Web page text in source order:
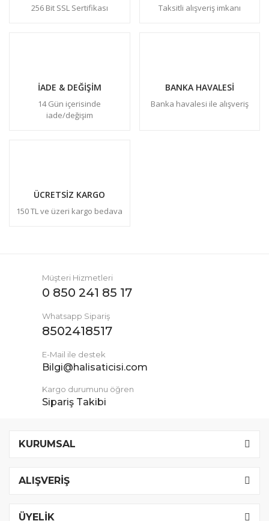
256 Bit SSL Sertifikası Taksitli alışveriş imkanı
İADE & DEĞİŞİM
14 Gün içerisinde
iade/değişim
BANKA HAVALESİ
Banka havalesi ile alışveriş
ÜCRETSİZ KARGO
150 TL ve üzeri kargo bedava
Müşteri Hizmetleri
0 850 241 85 17
Whatsapp Sipariş
8502418517
E-Mail ile destek
Bilgi@halisaticisi.com
Kargo durumunu öğren
Sipariş Takibi
KURUMSAL
ALIŞVERİŞ
ÜYELİK